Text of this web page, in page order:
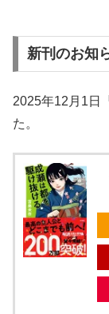
新刊のお知
2025年12月1日
た。